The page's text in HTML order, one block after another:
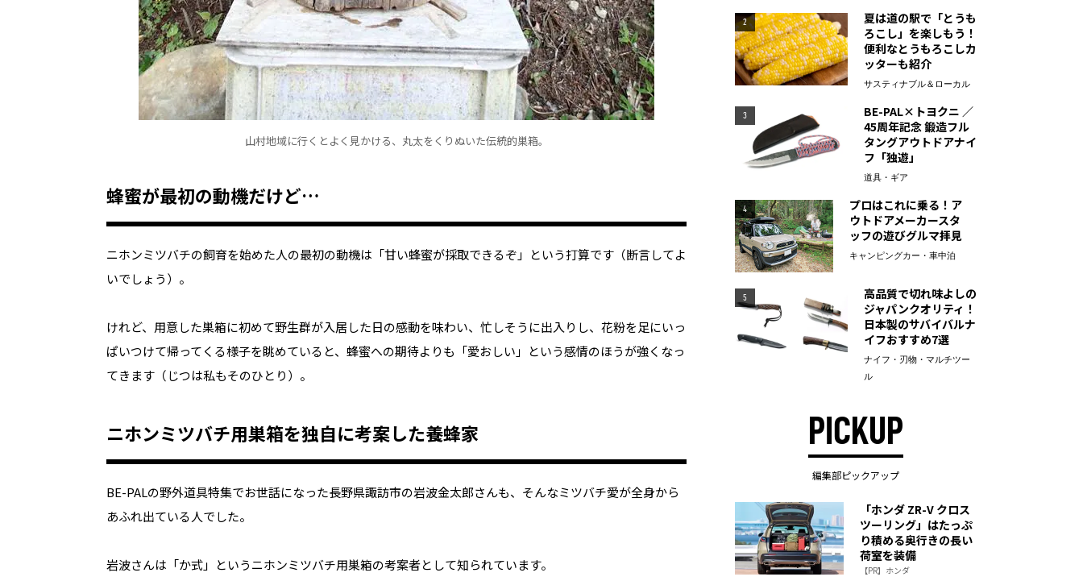
山村地域に行くとよく見かける、丸太をくりぬいた伝統的巣箱。
蜂蜜が最初の動機だけど…
ニホンミツバチの飼育を始めた人の最初の動機は「甘い蜂蜜が採取できるぞ」という打算です（断言してよ
いでしょう）。
けれど、用意した巣箱に初めて野生群が入居した日の感動を味わい、忙しそうに出入りし、花粉を足にいっ
ぱいつけて帰ってくる様子を眺めていると、蜂蜜への期待よりも「愛おしい」という感情のほうが強くなっ
てきます（じつは私もそのひとり）。
ニホンミツバチ用巣箱を独自に考案した養蜂家
BE-PALの野外道具特集でお世話になった長野県諏訪市の岩波金太郎さんも、そんなミツバチ愛が全身から
あふれ出ている人でした。
岩波さんは「か式」というニホンミツバチ用巣箱の考案者として知られています。
2
夏は道の駅で「とうも
ろこし」を楽しもう！
便利なとうもろこしカ
ッターも紹介
サスティナブル＆ローカル
3
BE-PAL×トヨクニ ／
45周年記念 鍛造フル
タングアウトドアナイ
フ「独遊」
道具・ギア
4
プロはこれに乗る！ア
ウトドアメーカースタ
ッフの遊びグルマ拝見
キャンピングカー・車中泊
5
高品質で切れ味よしの
ジャパンクオリティ！
日本製のサバイバルナ
イフおすすめ7選
ナイフ・刃物・マルチツー
ル
PICKUP
編集部ピックアップ
「ホンダ ZR-V クロス
ツーリング」はたっぷ
り積める奥行きの長い
荷室を装備
【PR】ホンダ